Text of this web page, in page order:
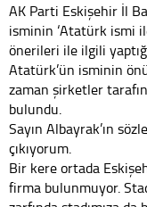
AK Parti Eskişehir İl
isminin ‘Atatürk ismi
önerileri ile ilgili
Atatürk’ün isminin
zaman şirketler
bulundu.
Sayın Albayrak’ın
çıkıyorum.
Bir kere ortada
firma bulunmuyor.